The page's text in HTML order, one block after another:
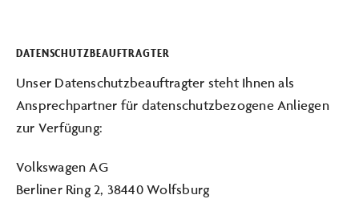
DATENSCHUTZBEAUFTRAGTER
Unser Datenschutzbeauftragter steht Ihnen als
Ansprechpartner für datenschutzbezogene Anliegen
zur Verfügung:
Volkswagen AG
Berliner Ring 2, 38440 Wolfsburg